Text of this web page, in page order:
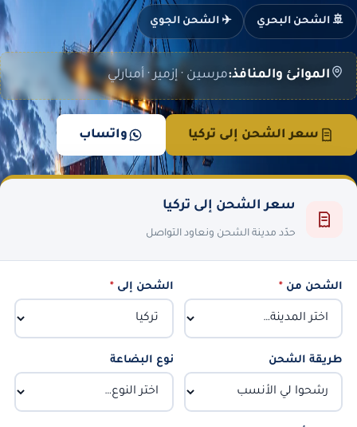
🚢 الشحن البحري ✈️ الشحن الجوي
الموانئ والمنافذ:مرسين · إزمير · أمبارلي
سعر الشحن إلى تركيا واتساب
سعر الشحن إلى تركيا
حدّد مدينة الشحن ونعاود التواصل
الشحن من * الشحن إلى*
طريقة الشحن نوع البضاعة